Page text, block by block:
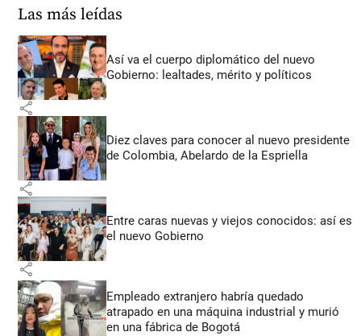
Las más leídas
Así va el cuerpo diplomático del nuevo
Gobierno: lealtades, mérito y políticos
share
Diez claves para conocer al nuevo presidente
de Colombia, Abelardo de la Espriella
share
Entre caras nuevas y viejos conocidos: así es
el nuevo Gobierno
share
Empleado extranjero habría quedado
atrapado en una máquina industrial y murió
en una fábrica de Bogotá